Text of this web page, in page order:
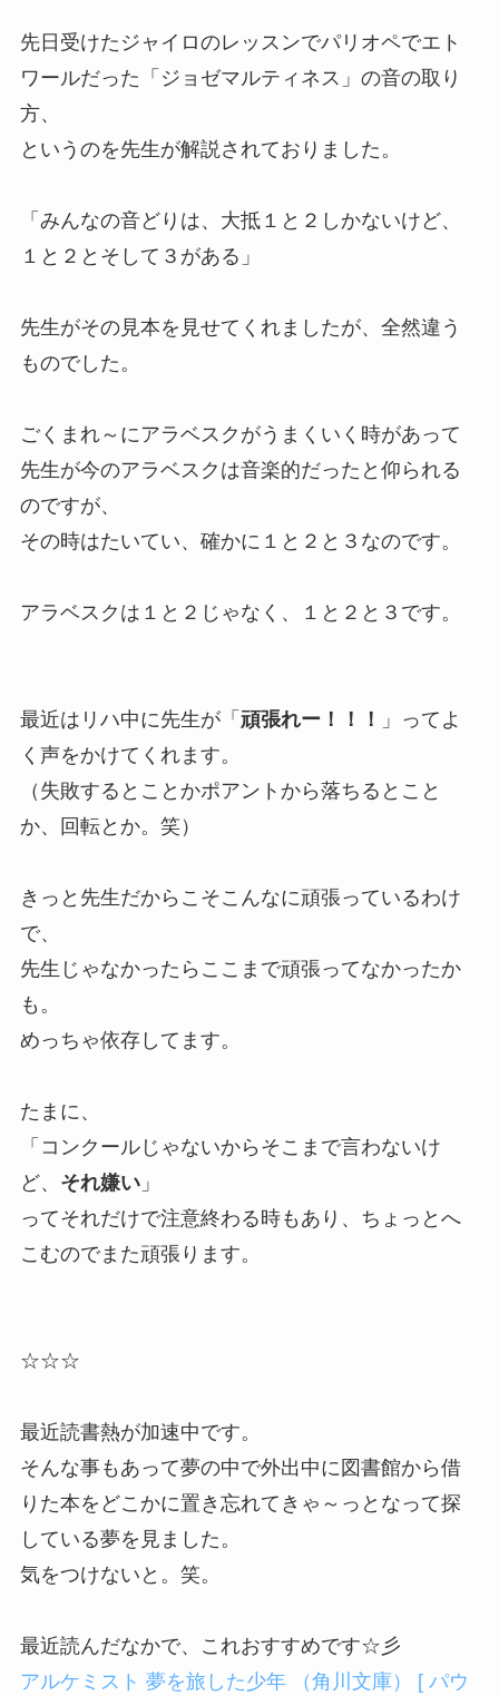
先日受けたジャイロのレッスンでパリオペでエト
ワールだった「ジョゼマルティネス」の音の取り
方、
というのを先生が解説されておりました。
「みんなの音どりは、大抵１と２しかないけど、
１と２とそして３がある」
先生がその見本を見せてくれましたが、全然違う
ものでした。
ごくまれ～にアラベスクがうまくいく時があって
先生が今のアラベスクは音楽的だったと仰られる
のですが、
その時はたいてい、確かに１と２と３なのです。
アラベスクは１と２じゃなく、１と２と３です。
最近はリハ中に先生が「 頑張れー！！！
」ってよ
く声をかけてくれます。
（失敗するとことかポアントから落ちるとこと
か、回転とか。笑）
きっと先生だからこそこんなに頑張っているわけ
で、
先生じゃなかったらここまで頑張ってなかったか
も。
めっちゃ依存してます。
たまに、
「コンクールじゃないからそこまで言わないけ
ど、 それ嫌い」
ってそれだけで注意終わる時もあり、ちょっとへ
こむのでまた頑張ります。
☆☆☆
最近読書熱が加速中です。
そんな事もあって夢の中で外出中に図書館から借
りた本をどこかに置き忘れてきゃ～っとなって探
している夢を見ました。
気をつけないと。笑。
最近読んだなかで、これおすすめです☆彡
アルケミスト 夢を旅した少年 （角川文庫） [ パウ